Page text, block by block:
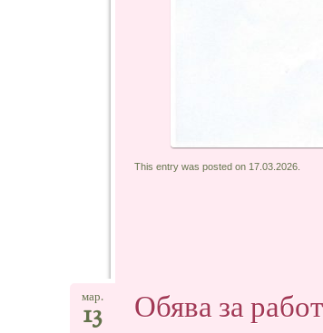
This entry was posted on 17.03.2026.
Обява за
мар.
13